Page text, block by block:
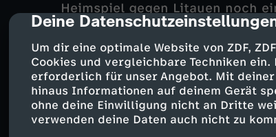
cmp-dialog-description
Deine
Um dir eine optimale Website von ZDF,
Cookies und vergleichbare Techniken
erforderlich für unser Angebot. Mit
hinaus Informationen auf deinem Gerät
ohne deine Einwilligung nicht an Dritte
verwenden deine Daten auch nicht zu
Heimspiel gegen Litauen noch
Malta zu Gast.
In Warschau entwickelte sich
verteidigten das Remis, um
Spieltag zu nehmen. Doch der
Kölner Jakub Kaminski (43.)